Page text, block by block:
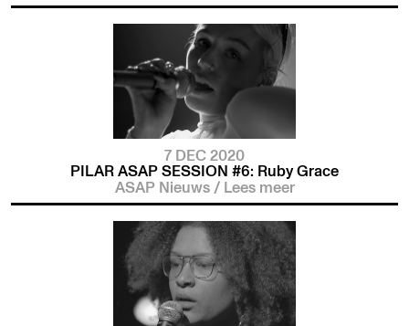
7 DEC 2020
PILAR ASAP SESSION #6: Ruby Grace
ASAP Nieuws /Lees meer